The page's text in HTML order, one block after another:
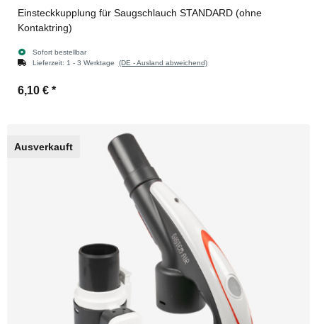
Einsteckkupplung für Saugschlauch STANDARD (ohne
Kontaktring)
Sofort bestellbar
Lieferzeit: 1 - 3 Werktage (DE - Ausland abweichend)
6,10 € *
Ausverkauft